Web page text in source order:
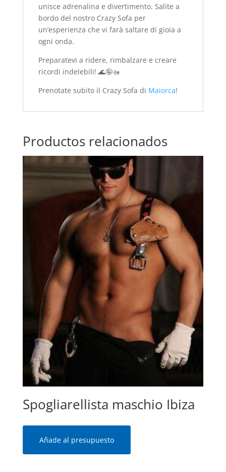
unisce adrenalina e divertimento. Salite a
bordo del nostro Crazy Sofa per
un’esperienza che vi farà saltare di gioia a
ogni onda.
Preparatevi a ridere, rimbalzare e creare
ricordi indelebili! 🌊🤪🚤
Prenotate subito il Crazy Sofa di Maiorca!
Productos relacionados
Spogliarellista maschio Ibiza
Añade al presupuesto